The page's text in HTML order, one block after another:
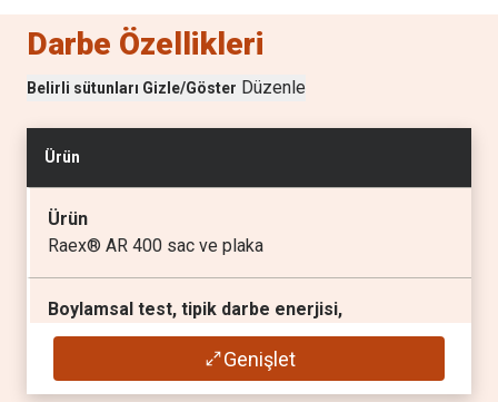
(MPa), garanti edilmedi
1100
(MPa), garanti edilmedi
1300
Tipik uzama A
(%), garanti edilmedi
10
Darbe Özellikleri
Belirli sütunları Gizle/Göster Düzenle
Ürün
Ürün
Raex® AR 400 sac ve plaka
Boylamsal test, tipik darbe enerjisi,
Charpy V 10x10 mm test örneği.
Genişlet